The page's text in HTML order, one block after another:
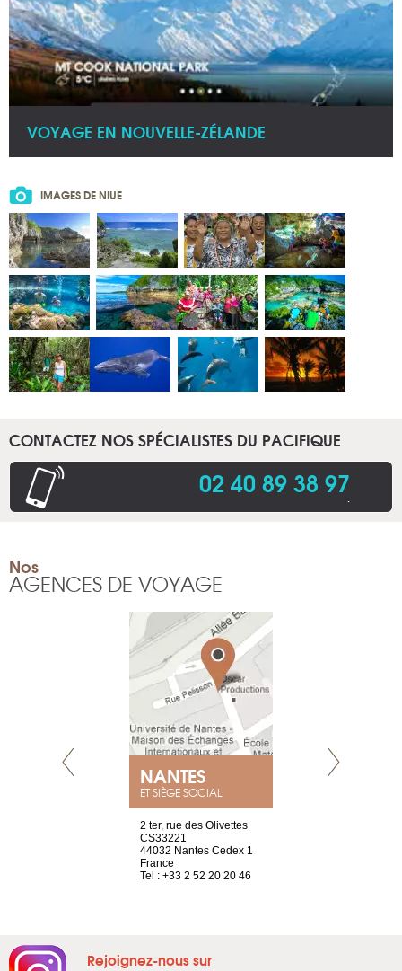
VOYAGE EN NOUVELLE-ZÉLANDE
IMAGES DE NIUE
CONTACTEZ NOS SPÉCIALISTES DU PACIFIQUE
02 40 89 38 97.
Nos
AGENCES DE VOYAGE
NANTES
ET SIÈGE SOCIAL
2 ter, rue des Olivettes
CS33221
44032 Nantes Cedex 1
France
Tel : +33 2 52 20 20 46
Rejoignez-nous sur